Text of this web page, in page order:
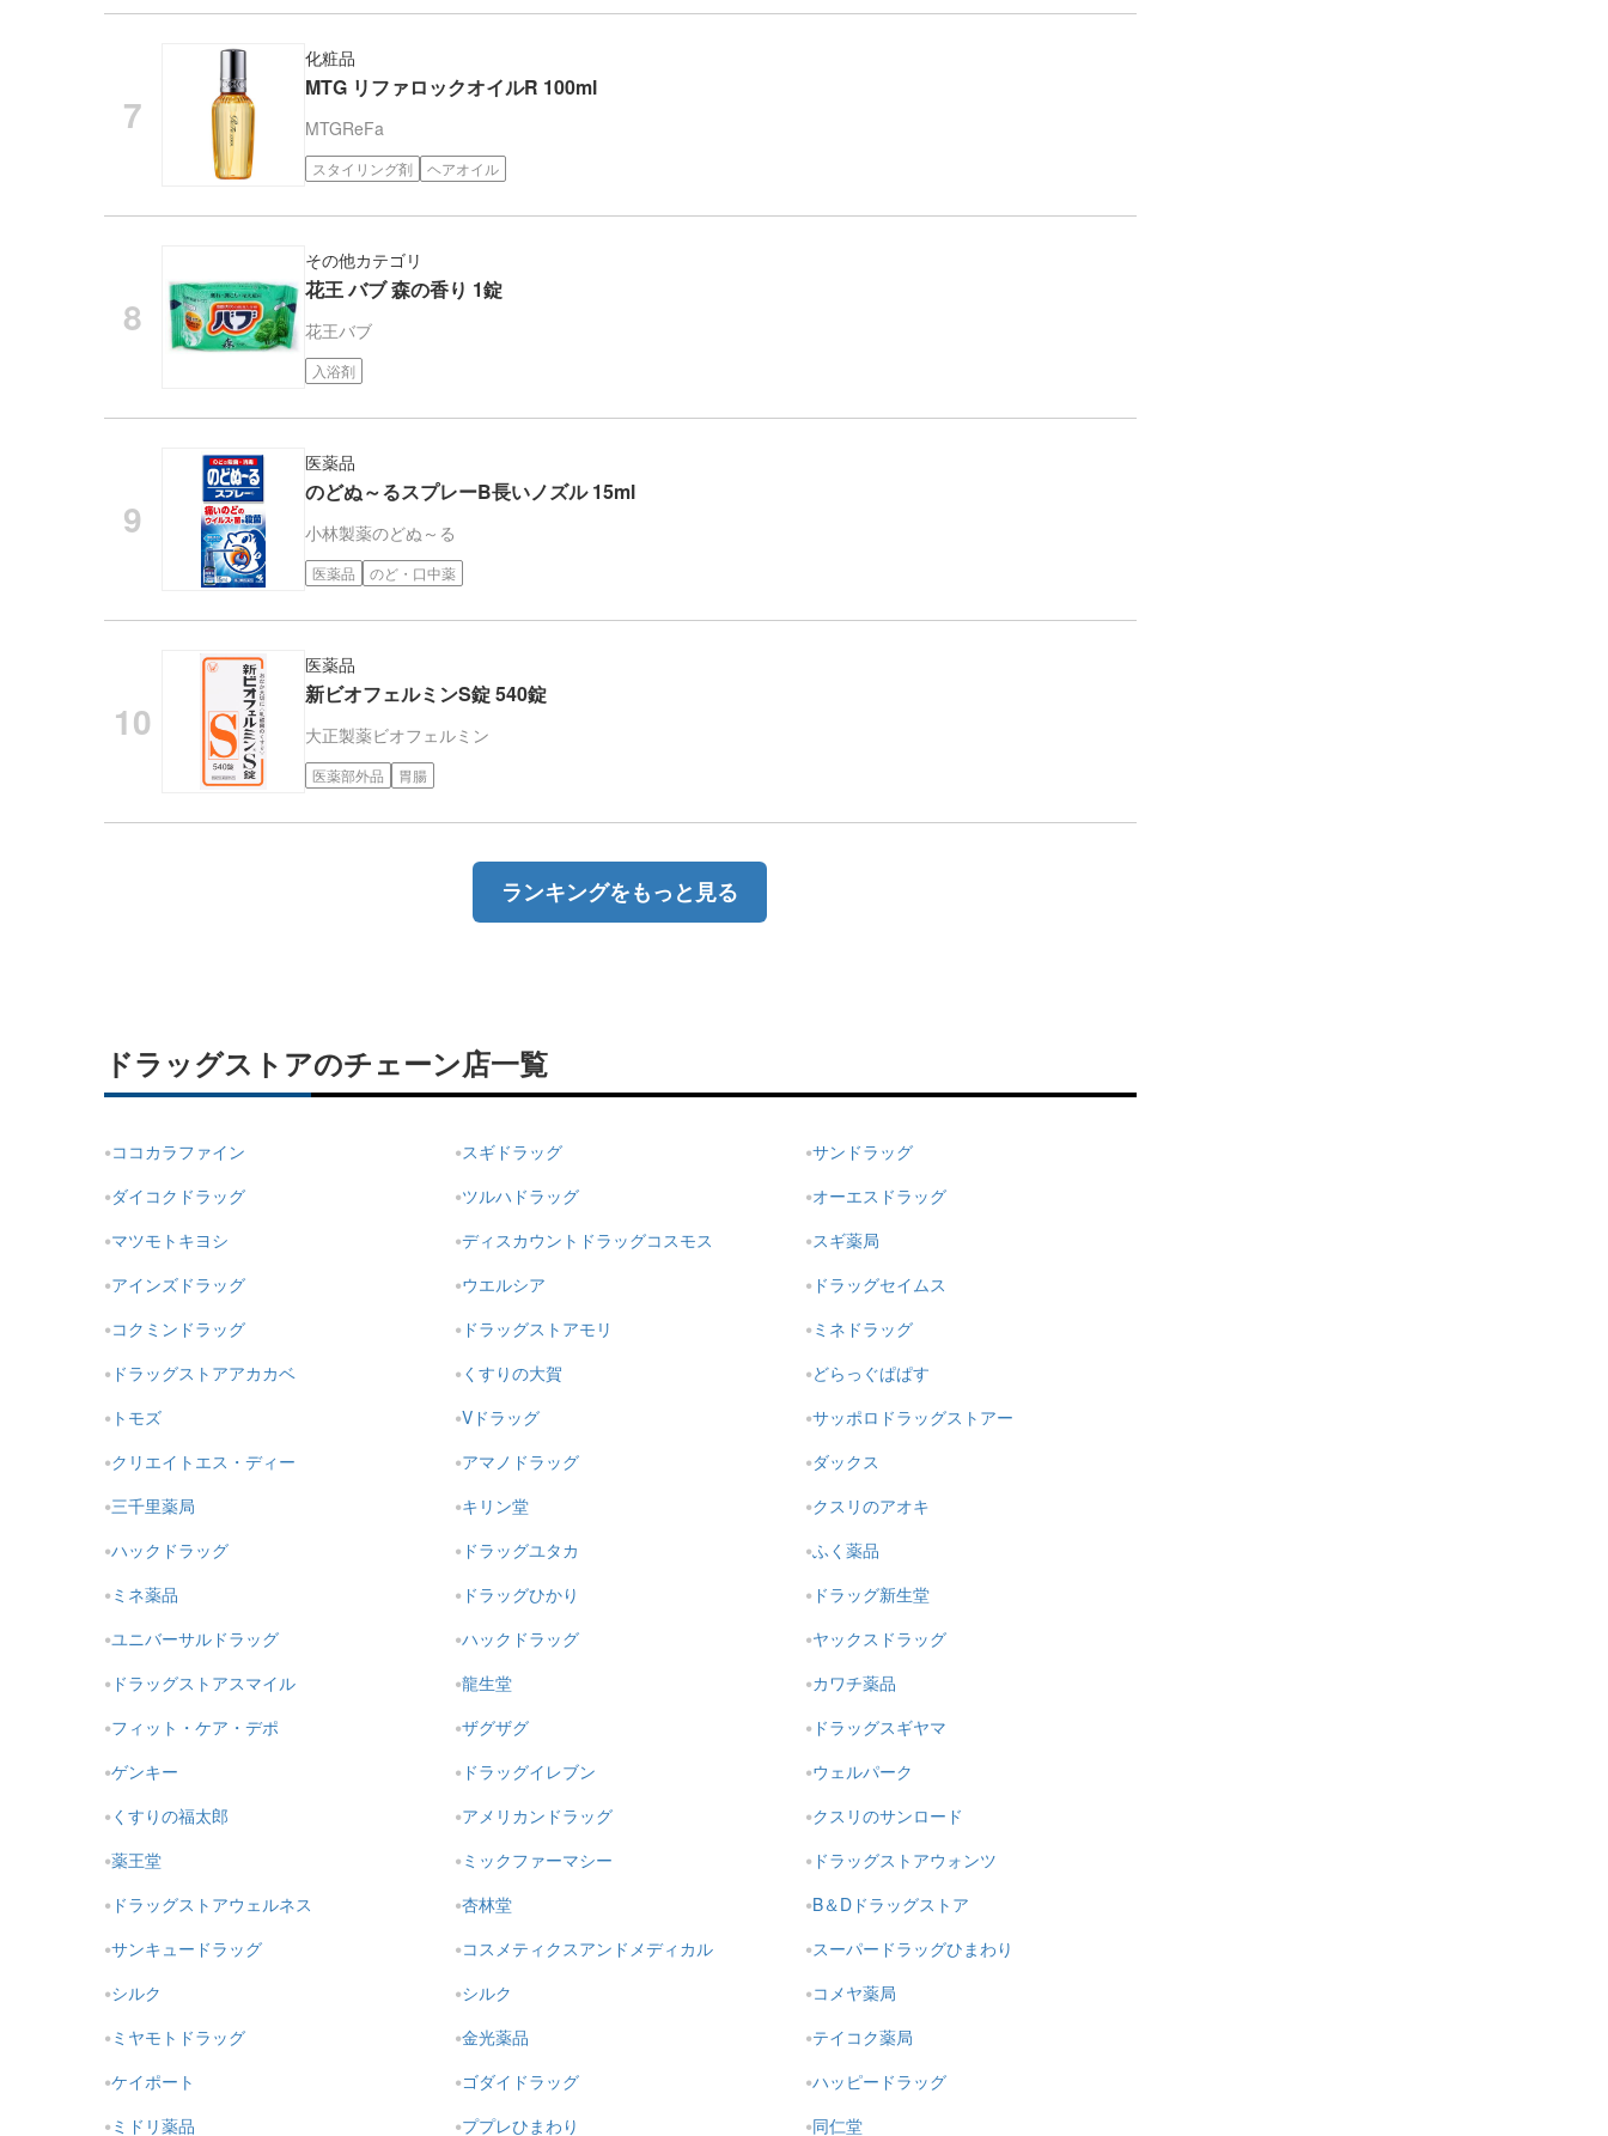
化粧品
MTG リファロックオイルR 100ml
MTGReFa
スタイリング剤 ヘアオイル
その他カテゴリ
花王 バブ 森の香り 1錠
花王バブ
入浴剤
医薬品
のどぬ～るスプレーB長いノズル 15ml
小林製薬のどぬ～る
医薬品 のど・口中薬
医薬品
新ビオフェルミンS錠 540錠
大正製薬ビオフェルミン
医薬部外品 胃腸
ランキングをもっと見る
ドラッグストアのチェーン店一覧
ココカラファイン スギドラッグ
サンドラッグ
ダイコクドラッグ
ツルハドラッグ
オーエスドラッグ
マツモトキヨシ
ディスカウントドラッグコスモス
スギ薬局
アインズドラッグ
ウエルシア
ドラッグセイムス
コクミンドラッグ
ドラッグストアモリ
ミネドラッグ
ドラッグストアアカカベ
くすりの大賀
どらっぐぱぱす
トモズ
Vドラッグ
サッポロドラッグストアー
クリエイトエス・ディー
アマノドラッグ
ダックス
三千里薬局
キリン堂
クスリのアオキ
ハックドラッグ
ドラッグユタカ
ふく薬品
ミネ薬品
ドラッグひかり
ドラッグ新生堂
ユニバーサルドラッグ
ハックドラッグ
ヤックスドラッグ
ドラッグストアスマイル
龍生堂
カワチ薬品
フィット・ケア・デポ
ザグザグ
ドラッグスギヤマ
ゲンキー
ドラッグイレブン
ウェルパーク
くすりの福太郎
アメリカンドラッグ
クスリのサンロード
薬王堂
ミックファーマシー
ドラッグストアウォンツ
ドラッグストアウェルネス
杏林堂
B＆Dドラッグストア
サンキュードラッグ
コスメティクスアンドメディカル
スーパードラッグひまわり
シルク
シルク
コメヤ薬局
ミヤモトドラッグ
金光薬品
テイコク薬局
ケイポート
ゴダイドラッグ
ハッピードラッグ
ミドリ薬品
ププレひまわり 同仁堂